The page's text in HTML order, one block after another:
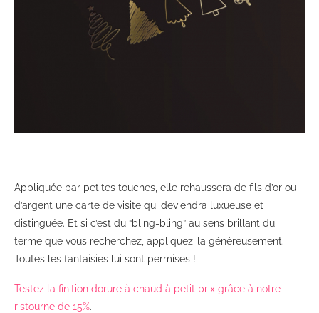
Appliquée par petites touches, elle rehaussera de fils d’or ou
d’argent une carte de visite qui deviendra luxueuse et
distinguée. Et si c’est du “bling-bling” au sens brillant du
terme que vous recherchez, appliquez-la généreusement.
Toutes les fantaisies lui sont permises !
Testez la finition dorure à chaud à petit prix grâce à notre
ristourne de 15%.